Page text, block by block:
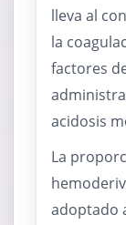
lleva al
la
factores
acidosis
La
adoptado